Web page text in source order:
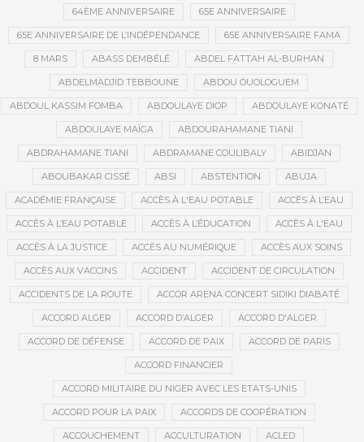
64ÈME ANNIVERSAIRE 65E ANNIVERSAIRE
65E ANNIVERSAIRE DE L’INDÉPENDANCE 65E ANNIVERSAIRE FAMA
8 MARS ABASS DEMBÉLÉ ABDEL FATTAH AL-BURHAN
ABDELMADJID TEBBOUNE ABDOU OUOLOGUEM
ABDOUL KASSIM FOMBA ABDOULAYE DIOP ABDOULAYE KONATÉ
ABDOULAYE MAÏGA ABDOURAHAMANE TIANI
ABDRAHAMANE TIANI ABDRAMANE COULIBALY ABIDJAN
ABOUBAKAR CISSÉ ABSI ABSTENTION ABUJA
ACADÉMIE FRANÇAISE ACCÈS À L'EAU POTABLE ACCÈS À L’EAU
ACCÈS À L’EAU POTABLE ACCÈS À L’ÉDUCATION ACCÈS À L'EAU
ACCÈS À LA JUSTICE ACCÈS AU NUMÉRIQUE ACCÈS AUX SOINS
ACCÈS AUX VACCINS ACCIDENT ACCIDENT DE CIRCULATION
ACCIDENTS DE LA ROUTE ACCOR ARENA CONCERT SIDIKI DIABATÉ
ACCORD ALGER ACCORD D’ALGER ACCORD D'ALGER
ACCORD DE DÉFENSE ACCORD DE PAIX ACCORD DE PARIS
ACCORD FINANCIER
ACCORD MILITAIRE DU NIGER AVEC LES ETATS-UNIS
ACCORD POUR LA PAIX ACCORDS DE COOPÉRATION
ACCOUCHEMENT ACCULTURATION ACLED